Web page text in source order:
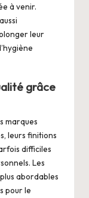
à venir.
leur
grâce
marques
leurs finitions
difficiles
Les
abordables
pour le